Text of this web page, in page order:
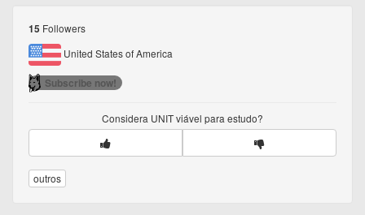
15 Followers
United States of America
Subscribe now!
Considera UNITviável para estudo?
outros